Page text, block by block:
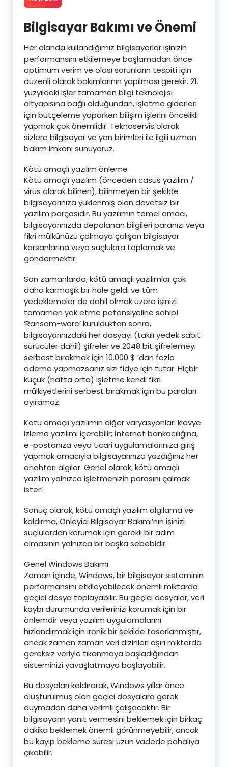
Bilgisayar Bakımı ve Önemi
Her alanda kullandığımız bilgisayarlar işinizin
performansını etkilemeye başlamadan önce
optimum verim ve olası sorunların tespiti için
düzenli olarak bakımlarının yapılması gerekir. 21.
yüzyıldaki işler tamamen bilgi teknolojisi
altyapısına bağlı olduğundan, işletme giderleri
için bütçeleme yaparken bilişim işlerini öncelikli
yapmak çok önemlidir. Teknoservis olarak
sizlere bilgisayar ve yan birimleri ile ilgili uzman
bakım imkanı sunuyoruz.
Kötü amaçlı yazılım önleme
Kötü amaçlı yazılım (önceden casus yazılım /
virüs olarak bilinen), bilinmeyen bir şekilde
bilgisayarınıza yüklenmiş olan davetsiz bir
yazılım parçasıdır. Bu yazılımın temel amacı,
bilgisayarınızda depolanan bilgileri paranızı veya
fikri mülkünüzü çalmaya çalışan bilgisayar
korsanlarına veya suçlulara toplamak ve
göndermektir.
Son zamanlarda, kötü amaçlı yazılımlar çok
daha karmaşık bir hale geldi ve tüm
yedeklemeler de dahil olmak üzere işinizi
tamamen yok etme potansiyeline sahip!
‘Ransom-ware’ kurulduktan sonra,
bilgisayarınızdaki her dosyayı (takılı yedek sabit
sürücüler dahil) şifreler ve 2048 bit şifrelemeyi
serbest bırakmak için 10.000 $ ‘dan fazla
ödeme yapmazsanız sizi fidye için tutar. Hiçbir
küçük (hatta orta) işletme kendi fikri
mülkiyetlerini serbest bırakmak için bu paraları
ayıramaz.
Kötü amaçlı yazılımın diğer varyasyonları klavye
izleme yazılımı içerebilir; İnternet bankacılığına,
e-postanıza veya ticari uygulamalarınıza giriş
yapmak amacıyla bilgisayarınıza yazdığınız her
anahtarı algılar. Genel olarak, kötü amaçlı
yazılım yalnızca işletmenizin parasını çalmak
ister!
Sonuç olarak, kötü amaçlı yazılım algılama ve
kaldırma, Önleyici Bilgisayar Bakımı’nın işinizi
suçlulardan korumak için gerekli bir adım
olmasının yalnızca bir başka sebebidir.
Genel Windows Bakımı
Zaman içinde, Windows, bir bilgisayar sisteminin
performansını etkileyebilecek önemli miktarda
geçici dosya toplayabilir. Bu geçici dosyalar, veri
kaybı durumunda verilerinizi korumak için bir
önlemdir veya yazılım uygulamalarını
hızlandırmak için ironik bir şekilde tasarlanmıştır,
ancak zaman zaman veri dizinleri aşırı miktarda
gereksiz veriyle tıkanmaya başladığından
sisteminizi yavaşlatmaya başlayabilir.
Bu dosyaları kaldırarak, Windows yıllar önce
oluşturulmuş olan geçici dosyalara gerek
duymadan daha verimli çalışacaktır. Bir
bilgisayarın yanıt vermesini beklemek için birkaç
dakika beklemek önemli görünmeyebilir, ancak
bu kayıp bekleme süresi uzun vadede pahalıya
çıkabilir.